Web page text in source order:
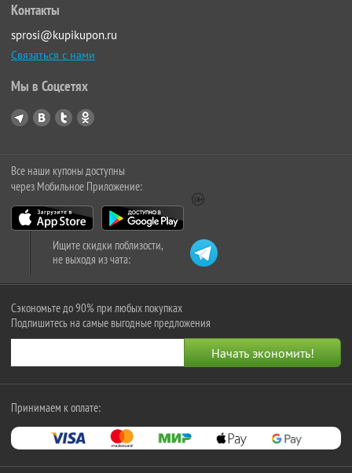
Контакты
sprosi@kupikupon.ru
Связаться с нами
Мы в Соцсетях
Все наши купоны доступны
через Мобильное Приложение:
Ищите скидки поблизости,
не выходя из чата:
Сэкономьте до 90% при любых покупках
Подпишитесь на самые выгодные предложения
Принимаем к оплате: